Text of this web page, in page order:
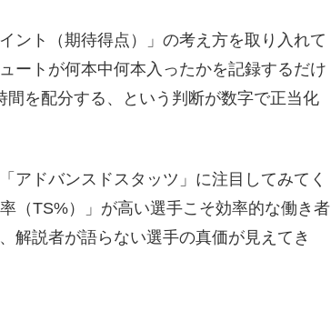
ント（期待得点）」の考え方を取り入れて
ートが何本中何本入ったかを記録するだけ
を配分する、という判断が数字で正当化
アドバンスドスタッツ」に注目してみてく
（TS%）」が高い選手こそ効率的な働き者
解説者が語らない選手の真価が見えてき